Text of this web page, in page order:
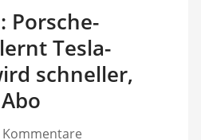
Porsche-
Tesla-
schneller,
Kommentare